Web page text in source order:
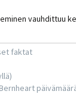
vauhdittuu
faktat